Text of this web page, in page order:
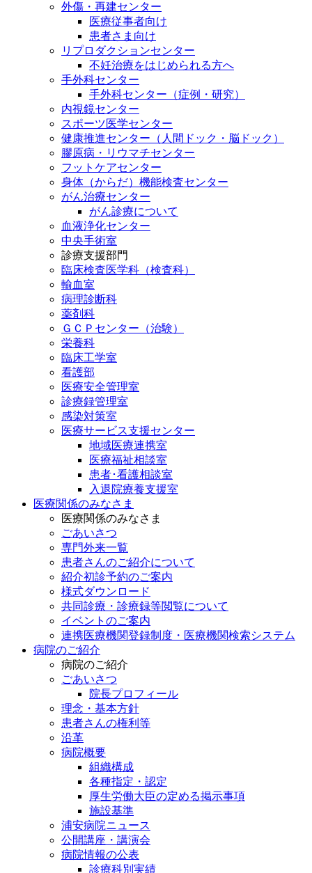
外傷・再建センター
医療従事者向け
患者さま向け
リプロダクションセンター
不妊治療をはじめられる方へ
手外科センター
手外科センター（症例・研究）
内視鏡センター
スポーツ医学センター
健康推進センター（人間ドック・脳ドック）
膠原病・リウマチセンター
フットケアセンター
身体（からだ）機能検査センター
がん治療センター
がん診療について
血液浄化センター
中央手術室
診療支援部門
臨床検査医学科（検査科）
輸血室
病理診断科
薬剤科
ＧＣＰセンター（治験）
栄養科
臨床工学室
看護部
医療安全管理室
診療録管理室
感染対策室
医療サービス支援センター
地域医療連携室
医療福祉相談室
患者･看護相談室
入退院療養支援室
医療関係のみなさま
医療関係のみなさま
ごあいさつ
専門外来一覧
患者さんのご紹介について
紹介初診予約のご案内
様式ダウンロード
共同診療・診療録等閲覧について
イベントのご案内
連携医療機関登録制度・医療機関検索システム
病院のご紹介
病院のご紹介
ごあいさつ
院長プロフィール
理念・基本方針
患者さんの権利等
沿革
病院概要
組織構成
各種指定・認定
厚生労働大臣の定める掲示事項
施設基準
浦安病院ニュース
公開講座・講演会
病院情報の公表
診療科別実績